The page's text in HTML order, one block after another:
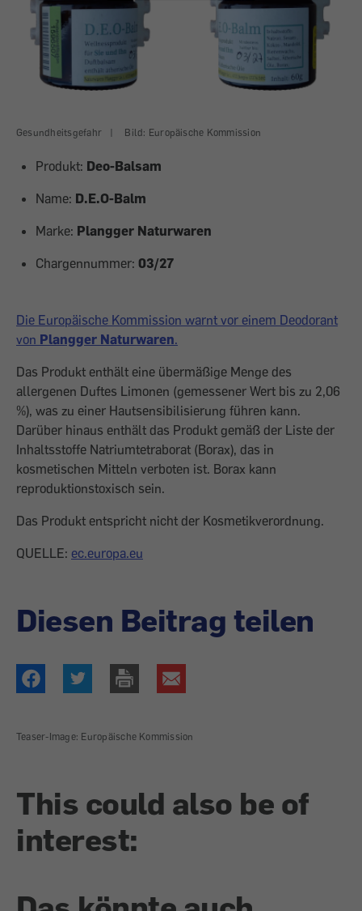
Gesundheitsgefahr | Bild: Europäische Kommission
Produkt: Deo-Balsam
Name: D.E.O-Balm
Marke: Plangger Naturwaren
Chargennummer: 03/27
Die Europäische Kommission warnt vor einem Deodorant
von Plangger Naturwaren.
Das Produkt enthält eine übermäßige Menge des
allergenen Duftes Limonen (gemessener Wert bis zu 2,06
%), was zu einer Hautsensibilisierung führen kann.
Darüber hinaus enthält das Produkt gemäß der Liste der
Inhaltsstoffe Natriumtetraborat (Borax), das in
kosmetischen Mitteln verboten ist. Borax kann
reproduktionstoxisch sein.
Das Produkt entspricht nicht der Kosmetikverordnung.
QUELLE: ec.europa.eu
Diesen Beitrag teilen
Teaser-Image: Europäische Kommission
This could also be of
interest: